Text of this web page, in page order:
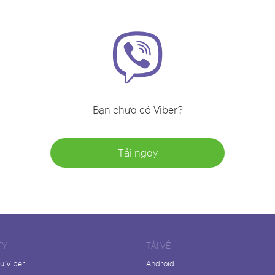
Bạn chưa có Viber?
Tải ngay
Viber
TẢI VỀ
Android